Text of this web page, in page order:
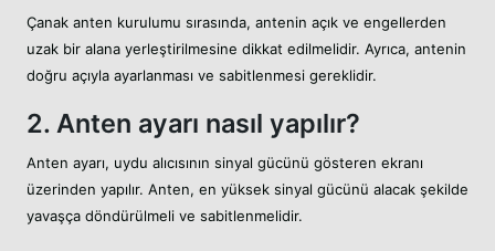
Çanak anten kurulumu sırasında, antenin açık ve engellerden
uzak bir alana yerleştirilmesine dikkat edilmelidir. Ayrıca, antenin
doğru açıyla ayarlanması ve sabitlenmesi gereklidir.
2. Anten ayarı nasıl yapılır?
Anten ayarı, uydu alıcısının sinyal gücünü gösteren ekranı
üzerinden yapılır. Anten, en yüksek sinyal gücünü alacak şekilde
yavaşça döndürülmeli ve sabitlenmelidir.